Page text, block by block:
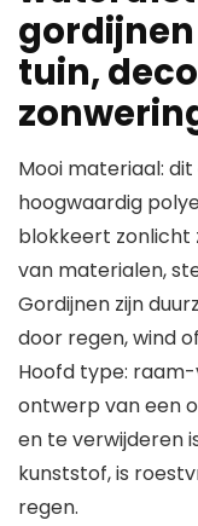
tuin,
Mooi materiaal:
hoogwaardig
blokkeert zonlicht
van materialen,
Gordijnen zijn
door regen, wind
Hoofd type:
ontwerp van een
en te verwijderen
kunststof, is
regen.